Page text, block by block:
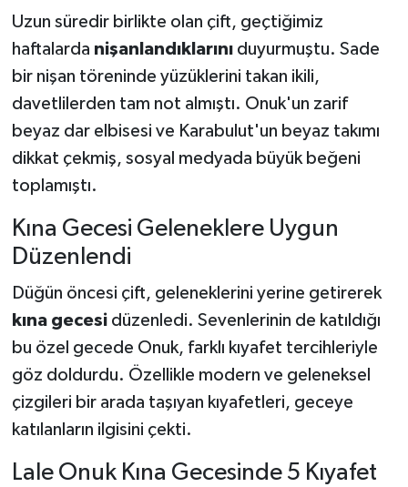
Uzun süredir birlikte olan çift, geçtiğimiz
haftalarda nişanlandıklarınıduyurmuştu. Sade
bir nişan töreninde yüzüklerini takan ikili,
davetlilerden tam not almıştı. Onuk'un zarif
beyaz dar elbisesi ve Karabulut'un beyaz takımı
dikkat çekmiş, sosyal medyada büyük beğeni
toplamıştı.
Kına Gecesi Geleneklere Uygun
Düzenlendi
Düğün öncesi çift, geleneklerini yerine getirerek
kına gecesidüzenledi. Sevenlerinin de katıldığı
bu özel gecede Onuk, farklı kıyafet tercihleriyle
göz doldurdu. Özellikle modern ve geleneksel
çizgileri bir arada taşıyan kıyafetleri, geceye
katılanların ilgisini çekti.
Lale Onuk Kına Gecesinde 5 Kıyafet